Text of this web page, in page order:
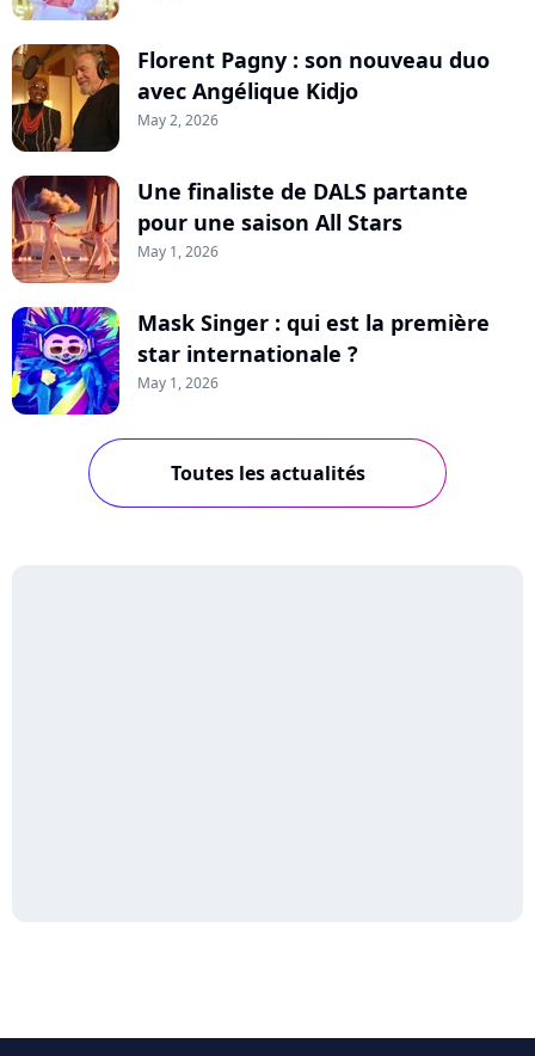
Florent Pagny : son nouveau duo
avec Angélique Kidjo
May 2, 2026
Une finaliste de DALS partante
pour une saison All Stars
May 1, 2026
Mask Singer : qui est la première
star internationale ?
May 1, 2026
Toutes les actualités